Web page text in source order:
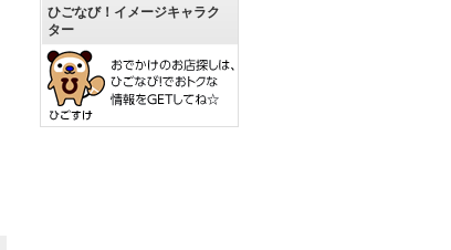
ひごなび！イメージキャラク
ター